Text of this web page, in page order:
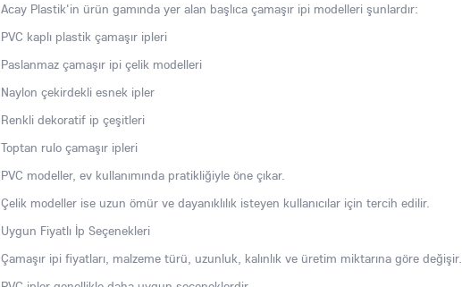
Acay Plastik'in ürün gamında yer alan başlıca çamaşır ipi modelleri şunlardır:
PVC kaplı plastik çamaşır ipleri
Paslanmaz çamaşır ipi çelik modelleri
Naylon çekirdekli esnek ipler
Renkli dekoratif ip çeşitleri
Toptan rulo çamaşır ipleri
PVC modeller, ev kullanımında pratikliğiyle öne çıkar.
Çelik modeller ise uzun ömür ve dayanıklılık isteyen kullanıcılar için tercih edilir.
Uygun Fiyatlı İp Seçenekleri
Çamaşır ipi fiyatları, malzeme türü, uzunluk, kalınlık ve üretim miktarına göre değişir.